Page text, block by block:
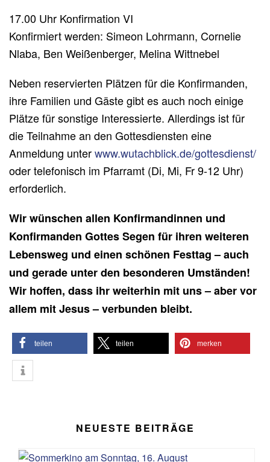
17.00 Uhr Konfirmation VI
Konfirmiert werden: Simeon Lohrmann, Cornelie
Nlaba, Ben Weißenberger, Melina Wittnebel
Neben reservierten Plätzen für die Konfirmanden,
ihre Familien und Gäste gibt es auch noch einige
Plätze für sonstige Interessierte. Allerdings ist für
die Teilnahme an den Gottesdiensten eine
Anmeldung unterwww.wutachblick.de/gottesdienst/
oder telefonisch im Pfarramt (Di, Mi, Fr 9-12 Uhr)
erforderlich.
Wir wünschen allen Konfirmandinnen und
Konfirmanden Gottes Segen für ihren weiteren
Lebensweg und einen schönen Festtag – auch
und gerade unter den besonderen Umständen!
Wir hoffen, dass ihr weiterhin mit uns – aber vor
allem mit Jesus – verbunden bleibt.
teilen teilen merken
NEUESTE BEITRÄGE